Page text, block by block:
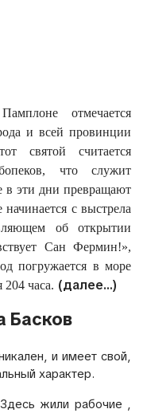
Памплоне отмечается
и всей провинции
святой считается
что служит
в эти дни превращают
с выстрела
об открытии
Сан Фермин!»,
погружается в море
204 часа. (далее…)
Басков
и имеет свой,
характер.
жили рабочие ,